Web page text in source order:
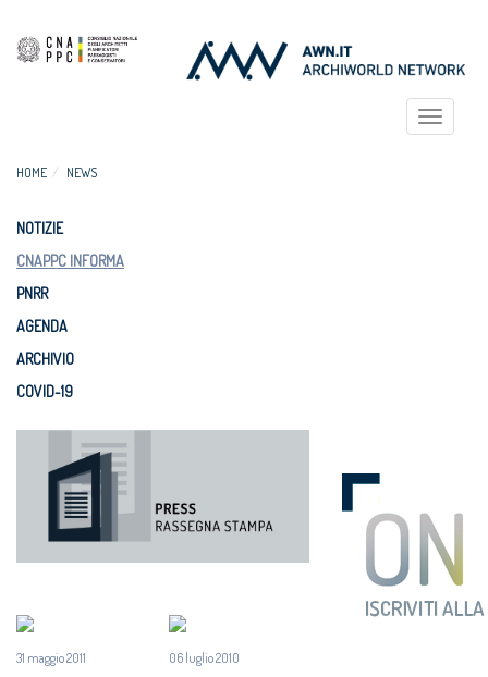
Toggle
HOME NEWS
NOTIZIE
CNAPPC INFORMA
PNRR
AGENDA
ARCHIVIO
COVID-19
31 maggio 2011 06 luglio 2010